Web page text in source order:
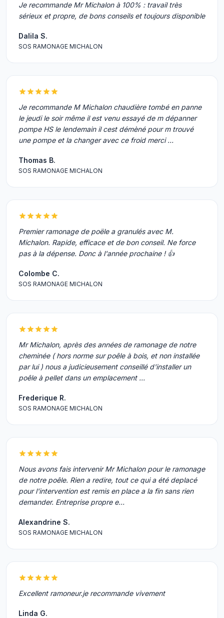
Je recommande Mr Michalon à 100% : travail très
sérieux et propre, de bons conseils et toujours disponible
Dalila S.
SOS RAMONAGE MICHALON
Je recommande M Michalon chaudière tombé en panne
le jeudi le soir même il est venu essayé de m dépanner
pompe HS le lendemain il cest démèné pour m trouvé
une pompe et la changer avec ce froid merci …
Thomas B.
SOS RAMONAGE MICHALON
Premier ramonage de poële a granulés avec M.
Michalon. Rapide, efficace et de bon conseil. Ne force
pas à la dépense. Donc à l'année prochaine ! 👍
Colombe C.
SOS RAMONAGE MICHALON
Mr Michalon, après des années de ramonage de notre
cheminée ( hors norme sur poêle à bois, et non installée
par lui ) nous a judicieusement conseillé d'installer un
poêle à pellet dans un emplacement …
Frederique R.
SOS RAMONAGE MICHALON
Nous avons fais intervenir Mr Michalon pour le ramonage
de notre poêle. Rien a redire, tout ce qui a été deplacé
pour l'intervention est remis en place a la fin sans rien
demander. Entreprise propre e…
Alexandrine S.
SOS RAMONAGE MICHALON
Excellent ramoneur.je recommande vivement
Linda G.